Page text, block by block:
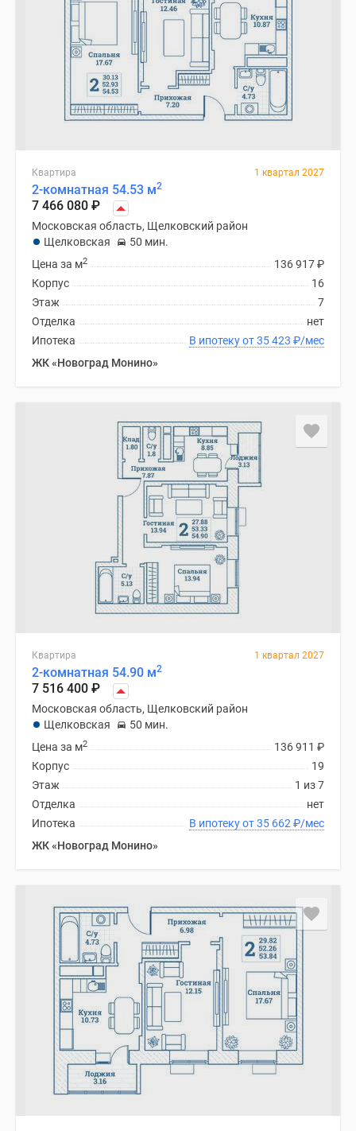
Квартира 1 квартал 2027
2-комнатная 54.53 м2
7 466 080 ₽
Московская область, Щелковский район
Щелковская
50 мин.
136 917₽
Цена за м2
16
Корпус
7
Этаж
нет
Отделка
В ипотеку от 35 423 ₽/мес
Ипотека
ЖК «Новоград Монино»
Квартира 1 квартал 2027
2-комнатная 54.90 м2
7 516 400 ₽
Московская область, Щелковский район
Щелковская
50 мин.
136 911 ₽
Цена за м2
19
Корпус
1 из 7
Этаж
нет
Отделка
В ипотеку от 35 662 ₽/мес
Ипотека
ЖК «Новоград Монино»